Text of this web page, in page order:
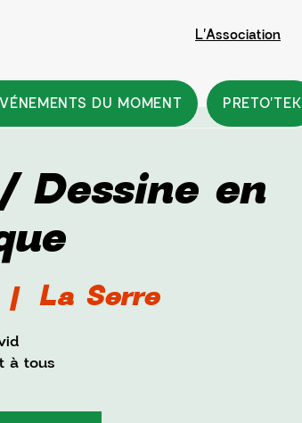
L'Association
DU MOMENT PRETO'TEK
Dessine en
La Serre
à tous